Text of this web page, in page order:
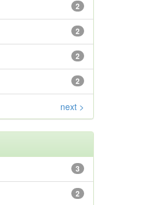
2
2
2
2
next >
3
2